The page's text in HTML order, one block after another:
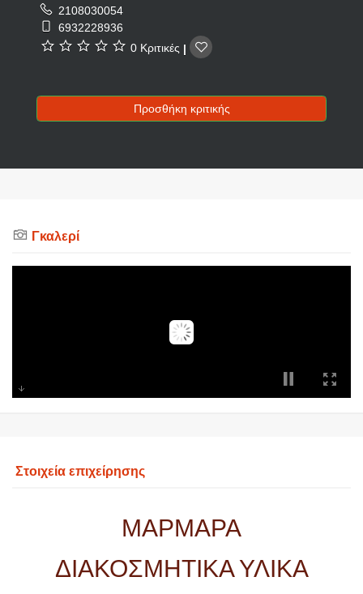
2108030054
6932228936
0 Κριτικές |
Προσθήκη κριτικής
Γκαλερί
Στοιχεία επιχείρησης
ΜΑΡΜΑΡΑ
ΔΙΑΚΟΣΜΗΤΙΚΑ ΥΛΙΚΑ